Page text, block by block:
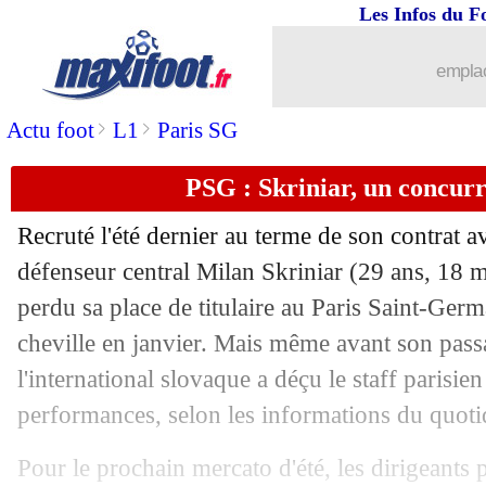
Actu foot> L1 > Paris SG
Les Infos du
PSG : Skriniar, un
Recruté l'été dernier au terme de son contrat
défenseur central Milan Skriniar (29 ans, 18
perdu sa place de titulaire au Paris Saint-
cheville en janvier. Mais même avant son
l'international slovaque a déçu le staff
performances, selon les informations du
Pour le prochain mercato d'été, les dirigeants
OM: la Lazio active l'option de
20/04 Barça
20/04 PSG: Silva, la grosse émotion de
20/04 Man City : Guardiola n'en veut pas à
20/04 Metz: l'Ajax, Mikautadze raconte
20/04 PSG: la réponse cash d'Enrique aux
20/04 Barça: Christensen a tranché pour
20/04 PSG: Barcola, le message d'Enrique